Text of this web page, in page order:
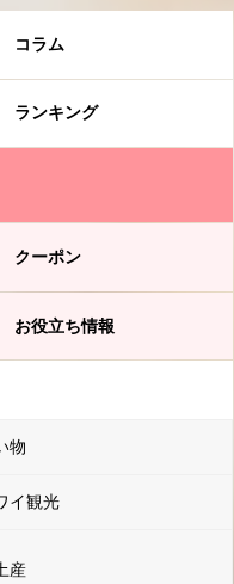
コラム
ランキング
クーポン
お役立ち情報
物
イ観光
産